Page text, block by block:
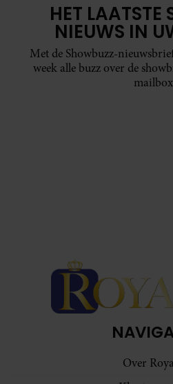
HET LAATSTE
NIEUWS IN
Met de Showbuzz-
week alle buzz over de
Over